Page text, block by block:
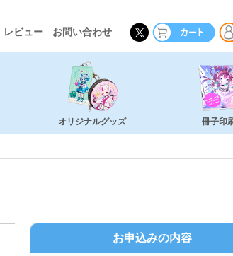
レビュー お問い合わせ
オリジナルグッズ 冊子印
お申込みの内容